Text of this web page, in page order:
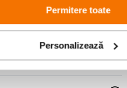
Permitere toate
Personalizează